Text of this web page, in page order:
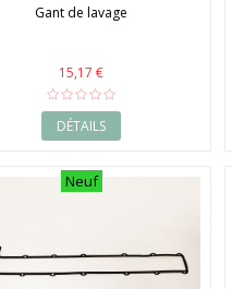
Gant de lavage
15,17 €
DÉTAILS
Neuf